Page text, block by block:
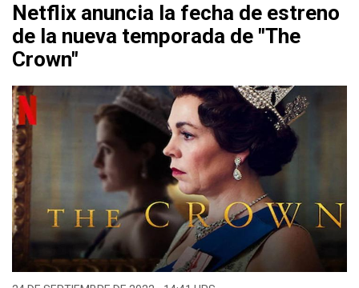
Netflix anuncia la fecha de estreno
de la nueva temporada de "The
Crown"